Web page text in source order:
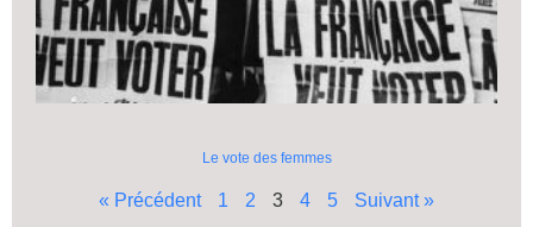
Le vote des femmes
« Précédent 1 2 3 4 5 Suivant »